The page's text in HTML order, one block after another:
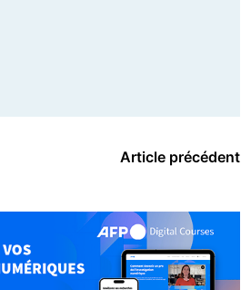
Article précédent